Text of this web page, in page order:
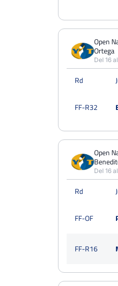
Open
Ortega
Del 16
Rd
FF-R32
Open
Del 16
Rd
FF-OF
FF-R16